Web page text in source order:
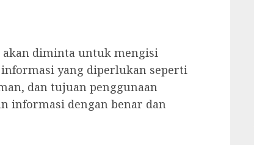
diminta untuk mengisi
yang diperlukan seperti
dan tujuan penggunaan
informasi dengan benar dan